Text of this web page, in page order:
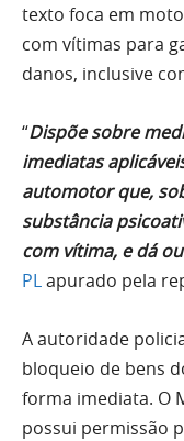
texto foca em
com vítimas para
danos, inclusive
“Dispõe sobre
imediatas
automotor que,
substância
com vítima, e dá
PLapurado pela
A autoridade
bloqueio de bens
forma imediata. O
possui permissão